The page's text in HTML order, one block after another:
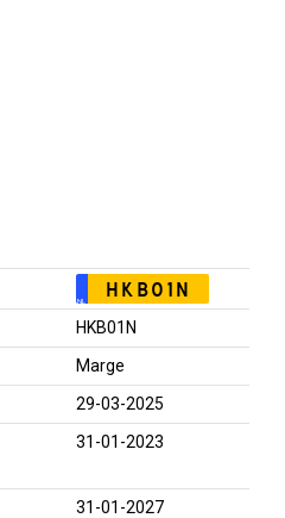
NL HKB01N
HKB01N
Marge
29-03-2025
31-01-2023
31-01-2027